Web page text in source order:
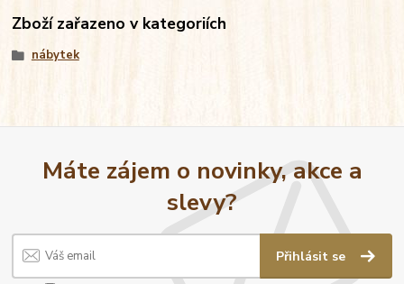
Zboží zařazeno v kategoriích
nábytek
Máte zájem o novinky, akce a
slevy?
Přihlásit se